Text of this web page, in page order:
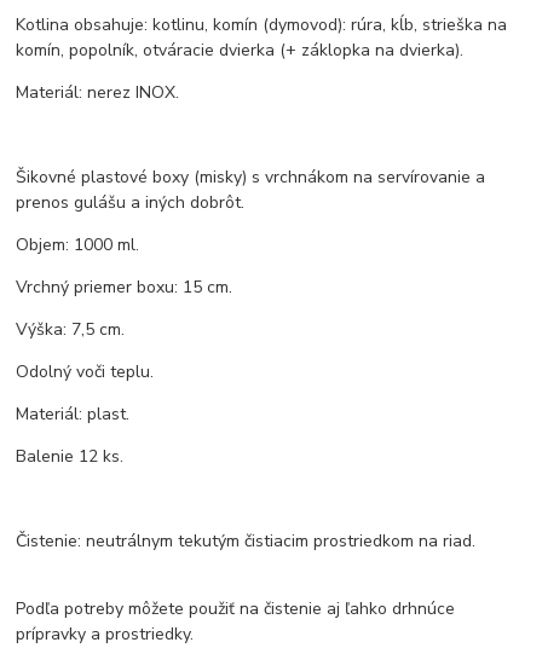
Kotlina obsahuje: kotlinu, komín (dymovod): rúra, kĺb, strieška na
komín, popolník, otváracie dvierka (+ záklopka na dvierka).
Materiál: nerez INOX.
Šikovné plastové boxy (misky) s vrchnákom na servírovanie a
prenos gulášu a iných dobrôt.
Objem: 1000 ml.
Vrchný priemer boxu: 15 cm.
Výška: 7,5 cm.
Odolný voči teplu.
Materiál: plast.
Balenie 12 ks.
Čistenie: neutrálnym tekutým čistiacim prostriedkom na riad.
Podľa potreby môžete použiť na čistenie aj ľahko drhnúce
prípravky a prostriedky.